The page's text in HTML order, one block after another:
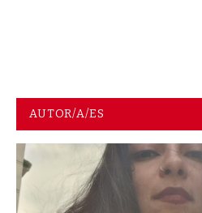
AUTOR/A/ES